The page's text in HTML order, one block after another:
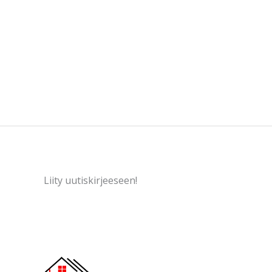
Liity uutiskirjeeseen!